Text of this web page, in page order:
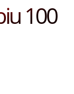
100